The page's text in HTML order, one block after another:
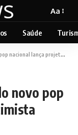
Aa
Saúde
projeto intimista “Gira Sessions”
novo pop